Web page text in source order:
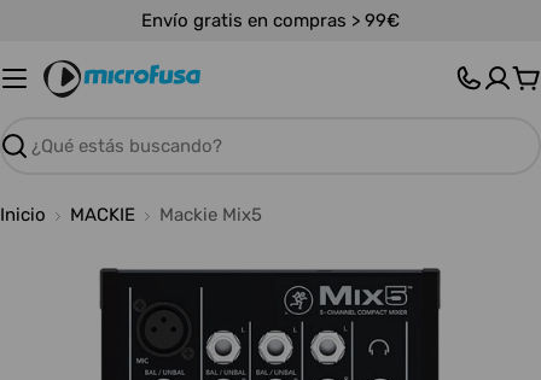
contenido
Envío gratis en compras > 99€
Buscar
Inicio MACKIE Mackie Mix5